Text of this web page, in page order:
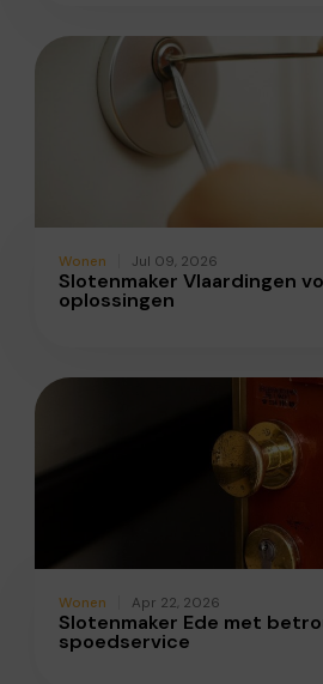
Wonen Jul 09, 2026
Slotenmaker Vlaardingen
oplossingen
Wonen Apr 22, 2026
Slotenmaker Ede met
spoedservice